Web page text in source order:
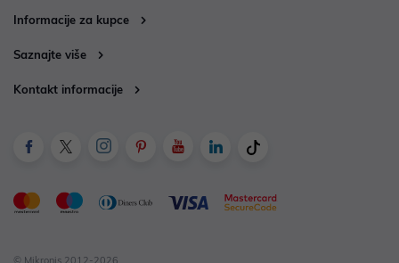
Informacije za kupce
Saznajte više
Kontakt informacije